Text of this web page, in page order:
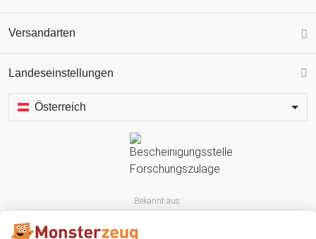
Versandarten
Landeseinstellungen
Österreich
Bekannt aus: